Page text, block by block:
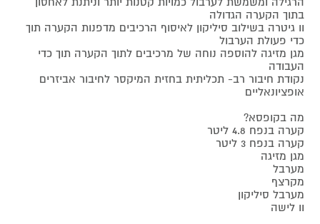
בתוך הקערה הגדולה
וו גיטרה בשילוב סיליקון לאיסוף הרכיבים מדפנות הקערה תוך
כדי פעולת הערבול
מגן מזיגה להוספה נוחה של מרכיבים לתוך הקערה תוך כדי
העבודה
נקודת חיבור רב- תכליתית בחזית המיקסר לחיבור אביזרים
אופציונאליים
מה בקופסא?
קערה בנפח 4.8 ליטר
קערה בנפח 3 ליטר
מגן מזיגה
מערבל
מקרצף
מערבל סיליקון
וו לישה